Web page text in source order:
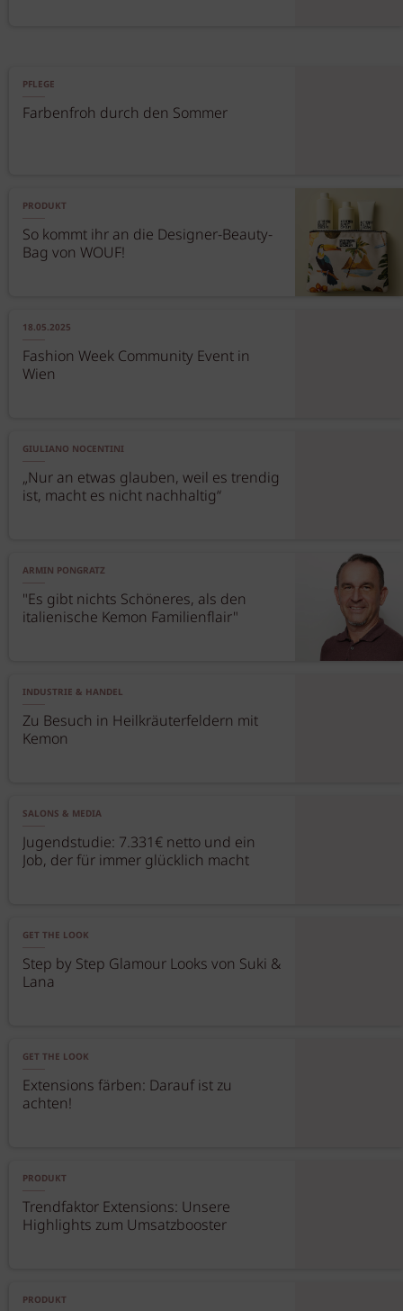
PFLEGE
Farbenfroh durch den Sommer
PRODUKT
So kommt ihr an die Designer-Beauty-
Bag von WOUF!
18.05.2025
Fashion Week Community Event in
Wien
GIULIANO NOCENTINI
„Nur an etwas glauben, weil es trendig
ist, macht es nicht nachhaltig“
ARMIN PONGRATZ
"Es gibt nichts Schöneres, als den
italienische Kemon Familienflair"
INDUSTRIE & HANDEL
Zu Besuch in Heilkräuterfeldern mit
Kemon
SALONS & MEDIA
Jugendstudie: 7.331€ netto und ein
Job, der für immer glücklich macht
GET THE LOOK
Step by Step Glamour Looks von Suki &
Lana
GET THE LOOK
Extensions färben: Darauf ist zu
achten!
PRODUKT
Trendfaktor Extensions: Unsere
Highlights zum Umsatzbooster
PRODUKT